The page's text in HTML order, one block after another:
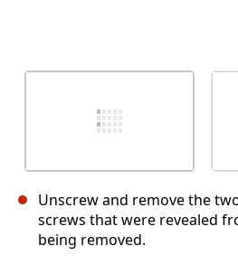
Unscrew and remove the
screws that were revealed
being removed.